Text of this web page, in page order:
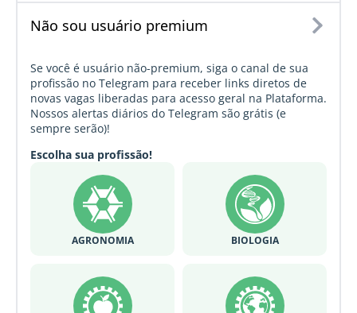
Não sou usuário premium
Se você é usuário não-premium, siga o canal de sua
profissão no Telegram para receber links diretos de
novas vagas liberadas para acesso geral na Plataforma.
Nossos alertas diários do Telegram são grátis (e
sempre serão)!
Escolha sua profissão!
AGRONOMIA BIOLOGIA